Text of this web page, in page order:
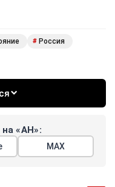
# Россия
«АН»:
МАХ